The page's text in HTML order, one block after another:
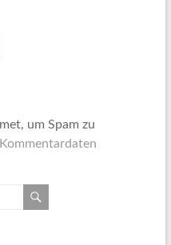
um Spam zu